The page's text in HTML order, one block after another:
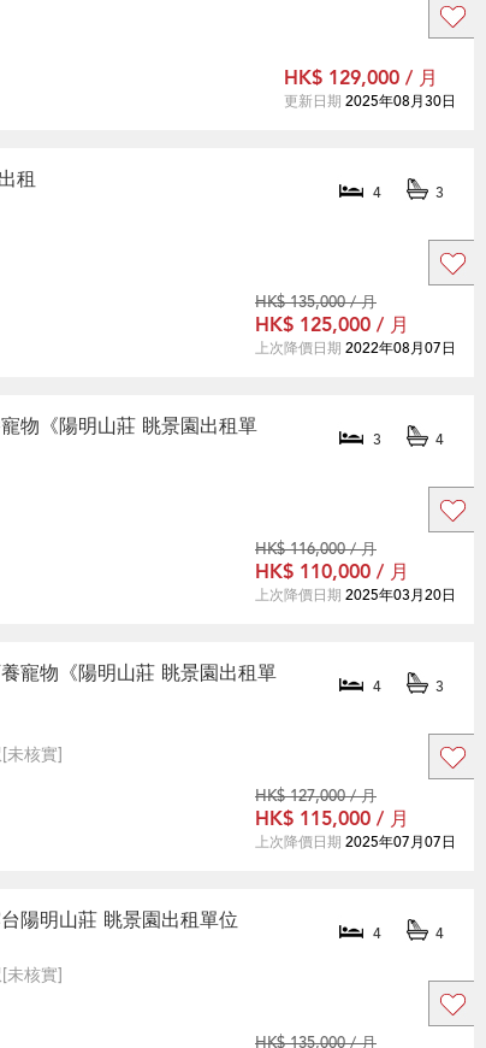
HK$ 129,000 / 月
更新日期 2025年08月30日
租 4 3
HK$ 135,000 / 月
HK$ 125,000 / 月
上次降價日期 2022年08月07日
物《陽明山莊 眺景園出租單
3 4
HK$ 116,000 / 月
HK$ 110,000 / 月
上次降價日期 2025年03月20日
寵物《陽明山莊 眺景園出租單
4 3
[未核實]
HK$ 127,000 / 月
HK$ 115,000 / 月
上次降價日期 2025年07月07日
陽明山莊 眺景園出租單位 4 4
[未核實]
HK$ 135,000 / 月